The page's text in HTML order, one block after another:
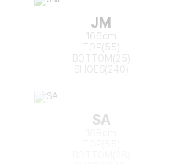
JM
166cm
TOP(55)
BOTTOM(25)
SA